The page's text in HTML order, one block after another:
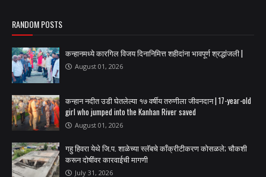
RANDOM POSTS
कन्हानमध्ये कारगिल विजय दिनानिमित्त शहीदांना भावपूर्ण श्रद्धांजली |
August 01, 2026
कन्हान नदीत उडी घेतलेल्या १७ वर्षीय तरुणीला जीवनदान | 17-year-old
girl who jumped into the Kanhan River saved
August 01, 2026
गहु हिवरा येथे जि.प. शाळेच्या स्लॅबचे काँक्रीटीकरण कोसळले; चौकशी
करून दोषींवर कारवाईची मागणी
July 31, 2026